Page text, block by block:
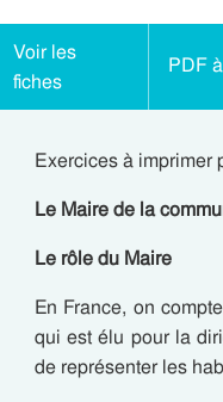
Voir les
fiches
PDF
Exercices à imprimer
Le Maire de la
Le rôle du Maire
En France, on
qui est élu pour la
de représenter les